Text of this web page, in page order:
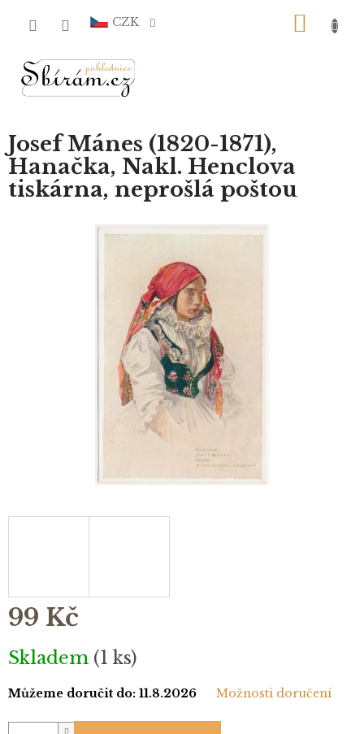
CZK
Josef Mánes (1820-1871),
Hanačka, Nakl. Henclova
tiskárna, neprošlá poštou
99 Kč
Měrná
cena:
Skladem (1 ks)
Můžeme doručit do: 11.8.2026 Možnosti doručení